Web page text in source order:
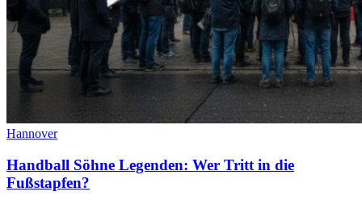
Hannover
Handball Söhne Legenden: Wer Tritt in die
Fußstapfen?